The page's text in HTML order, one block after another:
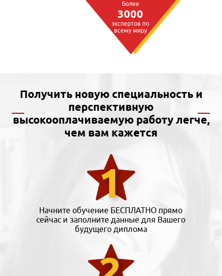
Более
3000
экспертов по
всему миру
Получить новую специальность и
перспективную
высокооплачиваемую работу легче,
чем вам кажется
Начните обучение БЕСПЛАТНО прямо
сейчас и заполните данные для Вашего
будущего диплома